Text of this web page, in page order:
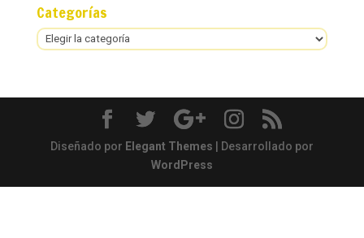
Categorías
Categorías
Diseñado por Elegant Themes | Desarrollado por
WordPress